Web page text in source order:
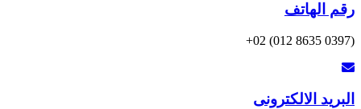
رقم الهاتف
(0397 8635 012) 02+
البريد الالكترونى